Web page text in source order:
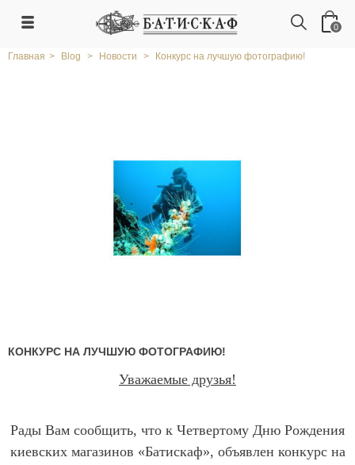
0
Главная > Blog > Новости > Конкурс на лучшую фотографию!
КОНКУРС НА ЛУЧШУЮ ФОТОГРАФИЮ!
Уважаемые друзья!
Рады Вам сообщить, что к Четвертому Дню Рождения
киевских магазинов «Батискаф», объявлен конкурс на